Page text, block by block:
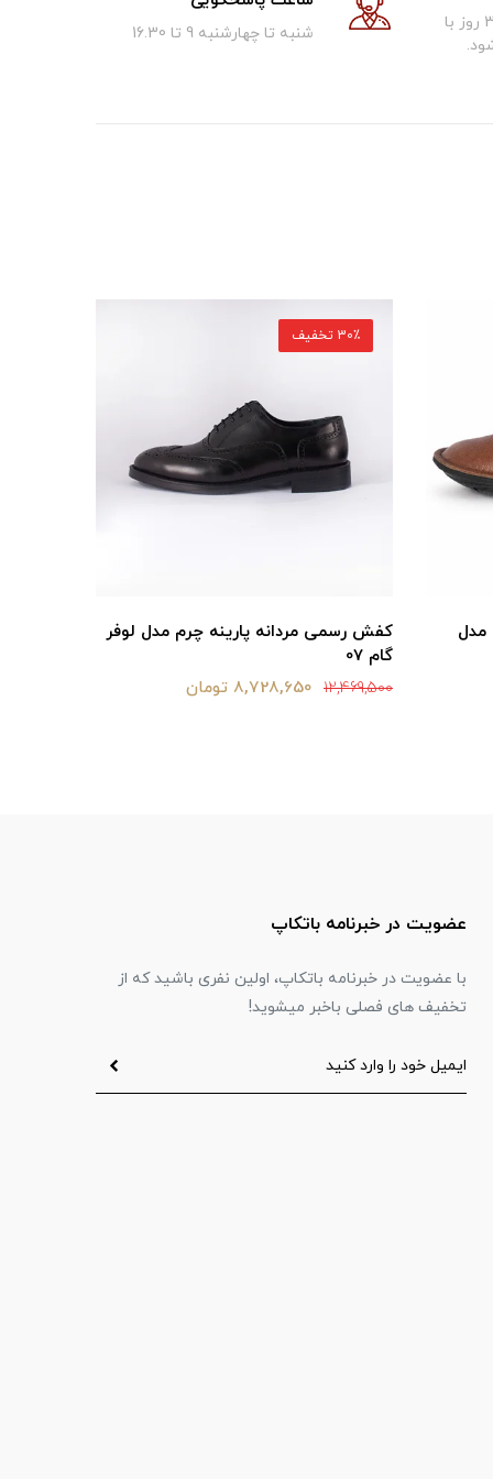
کالای فروخته شده تا 30 روز با
شنبه تا چهارشنبه 9 تا 16.30
مدل
کفش رسمی مردانه پارينه چرم مدل لوفر
گام 07
12,469,500 8,728,650 تومان
30٪ تخفیف
عضویت در خبرنامه باتکاپ
با عضویت در خبرنامه باتکاپ، اولین نفری باشید که از
تخفیف های فصلی باخبر میشوید!